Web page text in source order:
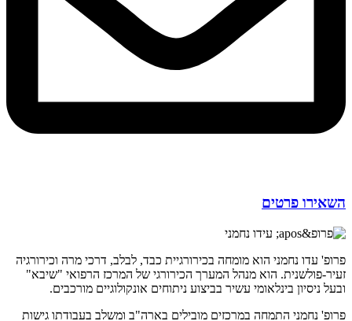
השאירו פרטים
פרופ' עדו נחמני הוא מומחה בכירורגיית כבד, לבלב, דרכי מרה וכירורגיה
זעיר-פולשנית. הוא מנהל המערך הכירורגי של המרכז הרפואי "שיבא"
ובעל ניסיון בינלאומי עשיר בביצוע ניתוחים אונקולוגיים מורכבים.
פרופ' נחמני התמחה במרכזים מובילים בארה"ב ומשלב בעבודתו גישות